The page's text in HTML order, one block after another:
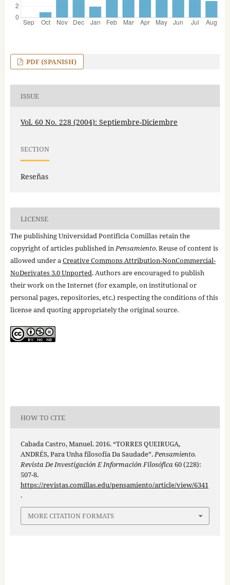
PDF (SPANISH)
ISSUE
Vol. 60 No. 228 (2004): Septiembre-Diciembre
SECTION
Reseñas
LICENSE
The publishing Universidad Pontificia Comillas retain the
copyright of articles published inPensamiento. Reuse of content is
allowed under aCreative Commons Attribution-NonCommercial-
NoDerivates 3.0 Unported. Authors are encouraged to publish
their work on the Internet (for example, on institutional or
personal pages, repositories, etc.) respecting the conditions of this
license and quoting appropriately the original source.
HOW TO CITE
Cabada Castro, Manuel. 2016. “TORRES QUEIRUGA,
ANDRÉS, Para Unha fílosofía Da Saudade”.Pensamiento.
Revista De Investigación E Información Filosófica60 (228):
507-8.
https://revistas.comillas.edu/pensamiento/article/view/6341
.
MORE CITATION FORMATS